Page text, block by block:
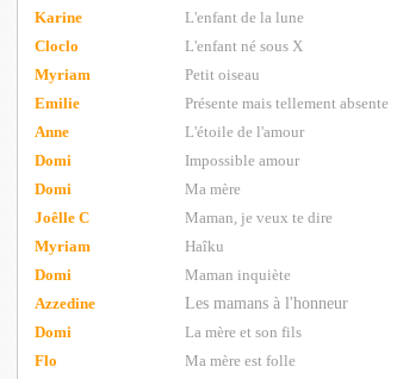
Karine
L'enfant de la lune
Cloclo
L'enfant né sous X
Myriam
Petit oiseau
Emilie
Présente mais tellement absente
Anne
L'étoile de l'amour
Domi
Impossible amour
Domi
Ma mère
Joêlle C
Maman, je veux te dire
Myriam
Haîku
Domi
Maman inquiète
Azzedine
Les mamans à l'honneur
Domi
La mère et son fils
Flo
Ma mère est folle